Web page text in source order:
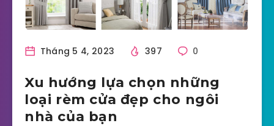
Tháng 5 4, 2023 397 0
Xu hướng lựa chọn những
loại rèm cửa đẹp cho ngôi
nhà của bạn